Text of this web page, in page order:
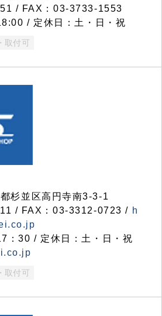
/ FAX：03-3733-1553
/ 定休日：土・日・祝
取付可
杉並区高円寺南3-3-1
/ FAX：03-3312-0723 / h
：30 / 定休日：土・日・祝
取付可